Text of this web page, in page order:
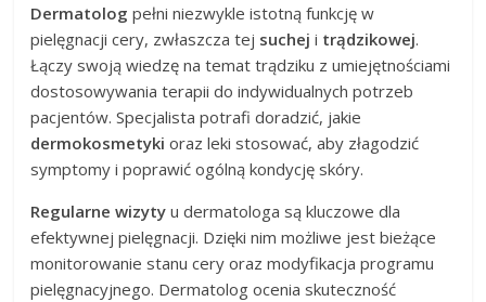
Dermatolog pełni niezwykle istotną funkcję w
pielęgnacji cery, zwłaszcza tej suchej i trądzikowej.
Łączy swoją wiedzę na temat trądziku z umiejętnościami
dostosowywania terapii do indywidualnych potrzeb
pacjentów. Specjalista potrafi doradzić, jakie
dermokosmetyki oraz leki stosować, aby złagodzić
symptomy i poprawić ogólną kondycję skóry.
Regularne wizyty u dermatologa są kluczowe dla
efektywnej pielęgnacji. Dzięki nim możliwe jest bieżące
monitorowanie stanu cery oraz modyfikacja programu
pielęgnacyjnego. Dermatolog ocenia skuteczność